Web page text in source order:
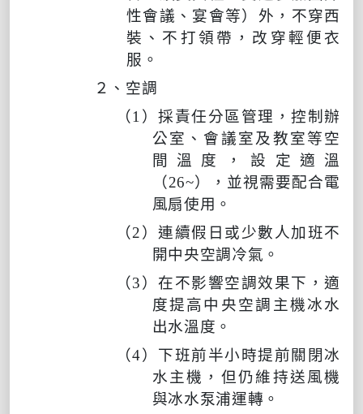
性會議、宴會等）外，不穿西
裝、不打領帶，改穿輕便衣
服。
２、空調
（1 ）採責任分區管理，控制辦
公室、會議室及教室等空
間溫度，設定適溫
（26~），並視需要配合電
風扇使用。
（2）連續假日或少數人加班不
開中央空調冷氣。
（3）在不影響空調效果下，適
度提高中央空調主機冰水
出水溫度。
（4）下班前半小時提前關閉冰
水主機，但仍維持送風機
與冰水泵浦運轉。